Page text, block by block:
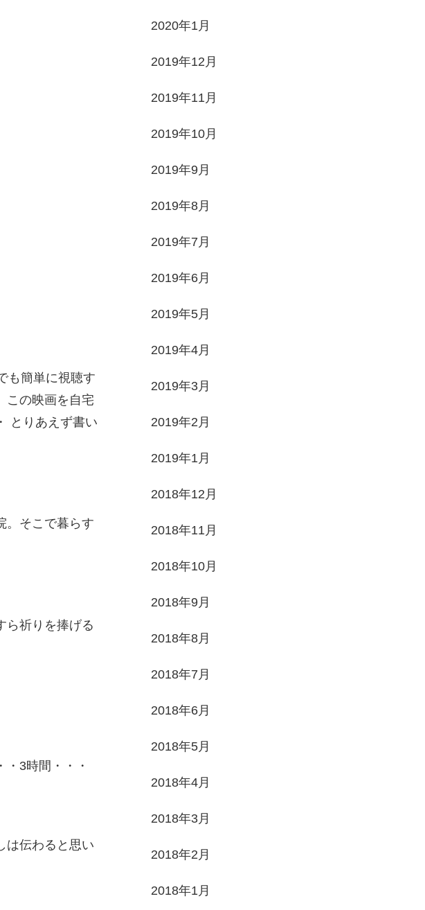
も簡単に視聴す
この映画を自宅
とりあえず書い
。そこで暮らす
ら祈りを捧げる
3時間・・・
は伝わると思い
2020年1月
2019年12月
2019年11月
2019年10月
2019年9月
2019年8月
2019年7月
2019年6月
2019年5月
2019年4月
2019年3月
2019年2月
2019年1月
2018年12月
2018年11月
2018年10月
2018年9月
2018年8月
2018年7月
2018年6月
2018年5月
2018年4月
2018年3月
2018年2月
2018年1月